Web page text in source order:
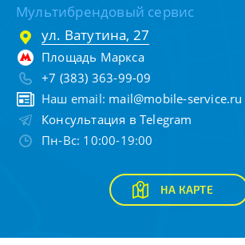
Мультибрендовый сервис
ул. Ватутина, 27
Площадь Маркса
+7 (383) 363-99-09
Наш email: mail@mobile-service.ru
Консультация в Telegram
Пн-Вс: 10:00-19:00
НА КАРТЕ